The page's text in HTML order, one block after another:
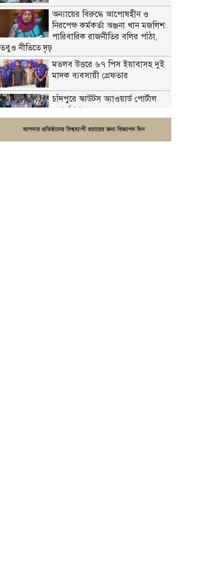
অন্যায়ের বিরুদ্ধে আপোষহীন ও
নিরপেক্ষ কর্মকর্তা অঞ্জনা খান মজলিশ:
পারিবারিক রাজনীতির বলির পাঁঠা,
তবুও নীতিতে দৃঢ়
মতলব উত্তরে ৬৭ পিস ইয়াবাসহ দুই
মাদক ব্যবসায়ী গ্রেফতার
চাঁদপুরে স্কাউটস অ্যাওয়ার্ড পোর্টাল
ওয়ার্কশপ
ফরিদগঞ্জে চুরির আতঙ্ক: এক সপ্তাহে
২০টির বেশি ঘটনা, নিরাপত্তাহীনতায়